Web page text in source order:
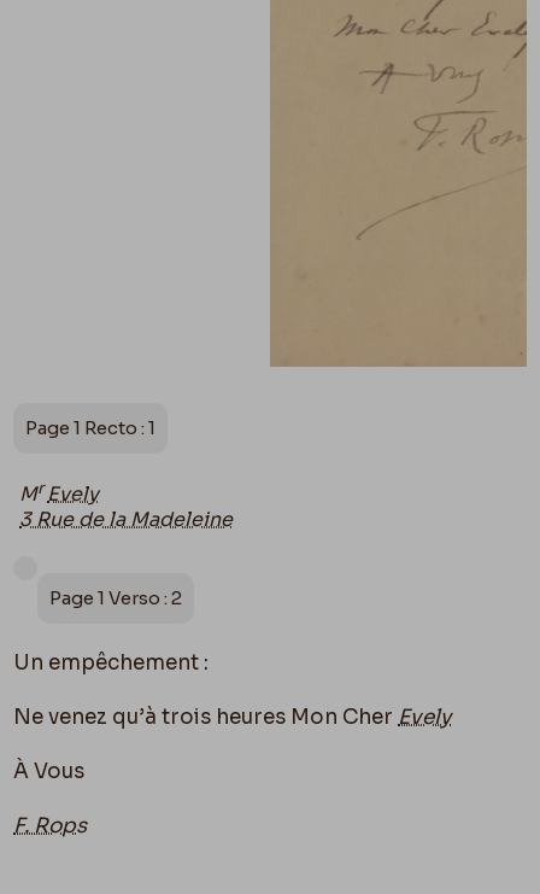
Belgique, Cabinet des Manuscrits
Page 1 Recto : 1
MrEvely
3 Rue de la Madeleine
Page 1 Verso : 2
Un empêchement :
Ne venez qu’à trois heures Mon Cher Evely
À Vous
F. Rops